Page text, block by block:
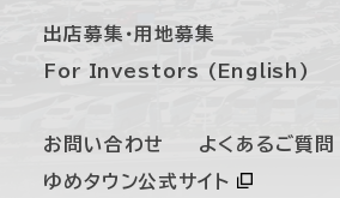
事業紹介
組織図
IRライブラリ
IRニュース
社会
ガバナンス
出店募集・用地募集
For Investors (English)
お問い合わせ
よくあるご質問
ゆめタウン公式サイト